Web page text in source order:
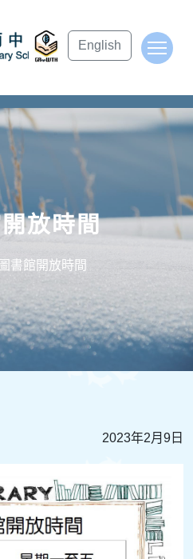
English
放時間
圖書館開放時間
2023年2月9日